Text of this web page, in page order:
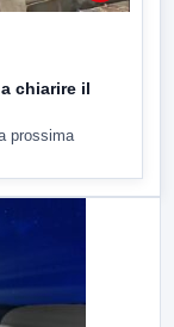
chiarire il
prossima